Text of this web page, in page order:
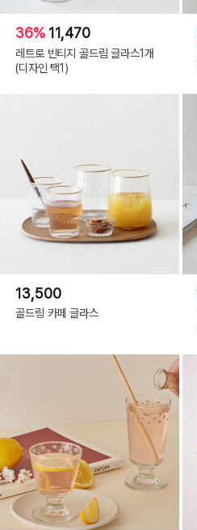
36% 11,470
레트로 빈티지 골드림 글라스1개
(디자인 택1)
13,500
골드링 카페 글라스